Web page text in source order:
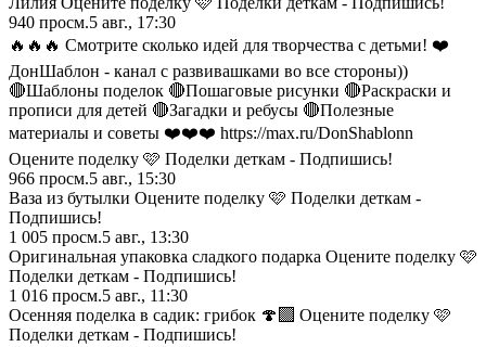
940 просм.5 авг., 17:30
🔥🔥🔥 Смотрите сколько идей для творчества с детьми! ❤️
ДонШаблон - канал с развивашками во все стороны))
🔴Шаблоны поделок 🔴Пошаговые рисунки 🔴Раскраски и
прописи для детей 🔴Загадки и ребусы 🔴Полезные
материалы и советы ❤️❤️❤️ https://max.ru/DonShablonn
Оцените поделку 🩷 Поделки деткам - Подпишись!
966 просм.5 авг., 15:30
Ваза из бутылки Оцените поделку 🩷 Поделки деткам -
Подпишись!
1 005 просм.5 авг., 13:30
Оригинальная упаковка сладкого подарка Оцените поделку 🩷
Поделки деткам - Подпишись!
1 016 просм.5 авг., 11:30
Осенняя поделка в садик: грибок 🍄‍🟫 Оцените поделку 🩷
Поделки деткам - Подпишись!